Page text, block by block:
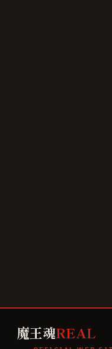
魔王魂REAL